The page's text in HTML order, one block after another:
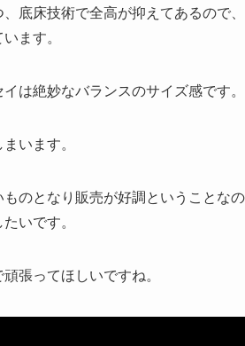
底床技術で全高が抑えてあるので
ます。
は絶妙なバランスのサイズ感です。
います。
のとなり販売が好調ということな
いです。
張ってほしいですね。